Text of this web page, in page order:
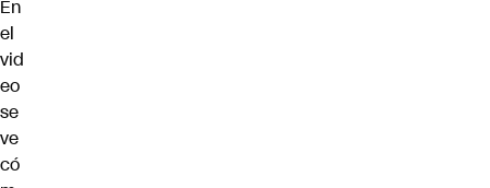
En
el
vid
eo
se
ve
có